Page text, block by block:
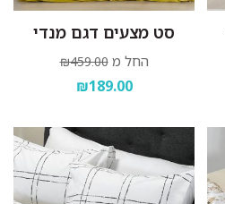
סט מצעים דגם מנדי
החל מ ₪459.00
₪189.00